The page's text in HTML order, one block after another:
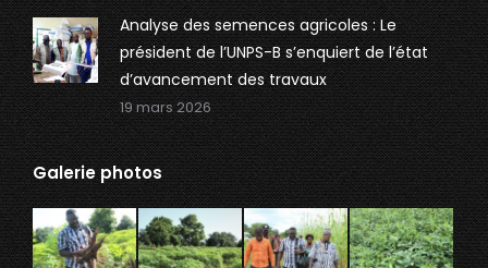
Analyse des semences agricoles : Le
président de l’UNPS-B s’enquiert de l’état
d’avancement des travaux
19 mars 2026
Galerie photos